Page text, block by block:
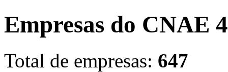
Empresas do CNAE
Total de empresas: 647